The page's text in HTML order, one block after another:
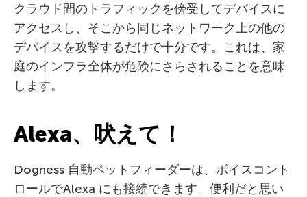
クラウド間のトラフィックを傍受してデバイスに
アクセスし、そこから同じネットワーク上の他の
デバイスを攻撃するだけで十分です。これは、家
庭のインフラ全体が危険にさらされることを意味
します。
Alexa、吠えて！
Dogness 自動ペットフィーダーは、ボイスコント
ロールでAlexa にも接続できます。便利だと思い